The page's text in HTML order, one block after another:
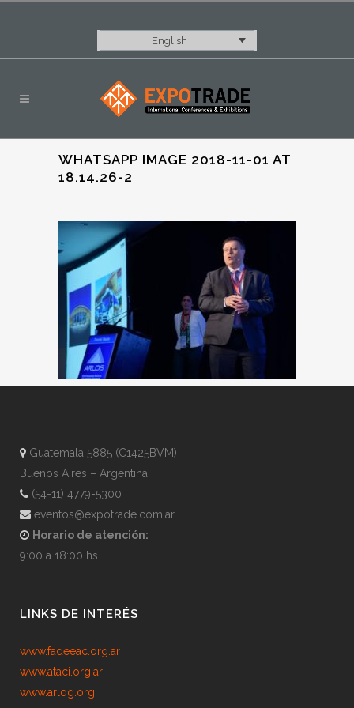
English
WHATSAPP IMAGE 2018-11-01 AT
18.14.26-2
Guatemala 5885 (C1425BVM)
Buenos Aires – Argentina
(54-11) 4779-5300
eventos@expotrade.com.ar
Horario de atención:
9:00 a 18:00 hs.
LINKS DE INTERÉS
www.fadeeac.org.ar
www.ataci.org.ar
www.arlog.org